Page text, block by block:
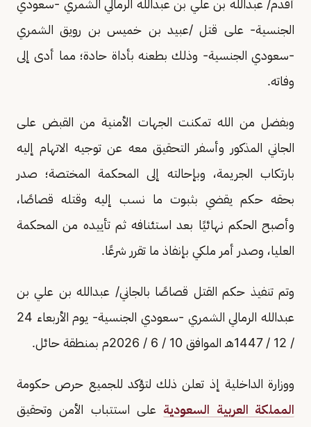
أقدم/ عبدالله بن علي بن عبدالله الرمالي الشمري -سعودي
الجنسية- على قتل /عبيد بن خميس بن رويق الشمري
-سعودي الجنسية- وذلك بطعنه بأداة حادة؛ مما أدى إلى
وفاته.
وبفضل من الله تمكنت الجهات الأمنية من القبض على
الجاني المذكور وأسفر التحقيق معه عن توجيه الاتهام إليه
بارتكاب الجريمة، وبإحالته إلى المحكمة المختصة؛ صدر
بحقه حكم يقضي بثبوت ما نسب إليه وقتله قصاصًا،
وأصبح الحكم نهائيًا بعد استئنافه ثم تأييده من المحكمة
العليا، وصدر أمر ملكي بإنفاذ ما تقرر شرعًا.
وتم تنفيذ حكم القتل قصاصًا بالجاني/ عبدالله بن علي بن
عبدالله الرمالي الشمري -سعودي الجنسية- يوم الأربعاء 24
/ 12 / 1447هـ الموافق 10 / 6 / 2026م بمنطقة حائل.
ووزارة الداخلية إذ تعلن ذلك لتؤكد للجميع حرص حكومة
المملكة العربية السعودية على استتباب الأمن وتحقيق